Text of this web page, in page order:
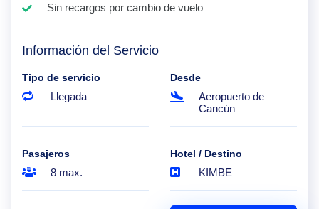
Sin recargos por cambio de vuelo
Información del Servicio
Tipo de servicio
Llegada
Desde
Aeropuerto de
Cancún
Pasajeros
8 max.
Hotel / Destino
KIMBE